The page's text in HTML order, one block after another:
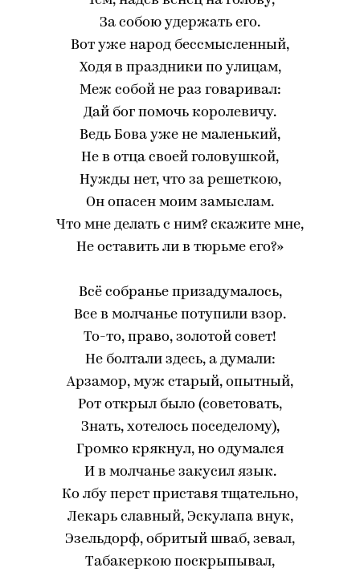
За собою удержать его.
Вот уже народ бессмысленный,
Ходя в праздники по улицам,
Меж собой не раз говаривал:
Дай бог помочь королевичу.
Ведь Бова уже не маленький,
Не в отца своей головушкой,
Нужды нет, что за решеткою,
Он опасен моим замыслам.
Что мне делать с ним? скажите мне,
Не оставить ли в тюрьме его?»
Всё собранье призадумалось,
Все в молчанье потупили взор.
То-то, право, золотой совет!
Не болтали здесь, а думали:
Арзамор, муж старый, опытный,
Рот открыл было (советовать,
Знать, хотелось поседелому),
Громко крякнул, но одумался
И в молчанье закусил язык.
Ко лбу перст приставя тщательно,
Лекарь славный, Эскулапа внук,
Эзельдорф, обритый шваб, зевал,
Табакеркою поскрыпывал,